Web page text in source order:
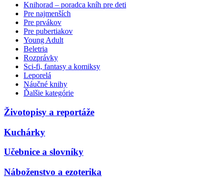
Knihorad – poradca kníh pre deti
Pre najmenších
Pre prvákov
Pre pubertiakov
Young Adult
Beletria
Rozprávky
Sci-fi, fantasy a komiksy
Leporelá
Náučné knihy
Ďalšie kategórie
Životopisy a reportáže
Kuchárky
Učebnice a slovníky
Náboženstvo a ezoterika